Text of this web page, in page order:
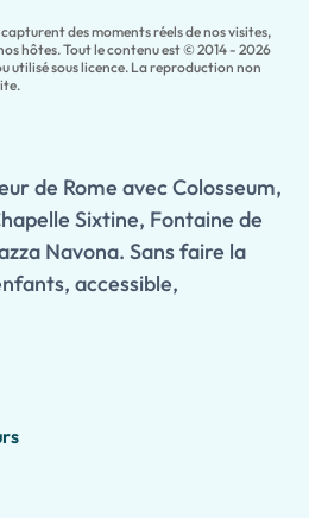
un
les passagers de
des moments réels de nos visites,
hôtes. Tout le contenu est © 2014 - 2026
utilisé sous licence. La reproduction non
de Rome avec Colosseum,
Sixtine, Fontaine de
Navona. Sans faire la
accessible,